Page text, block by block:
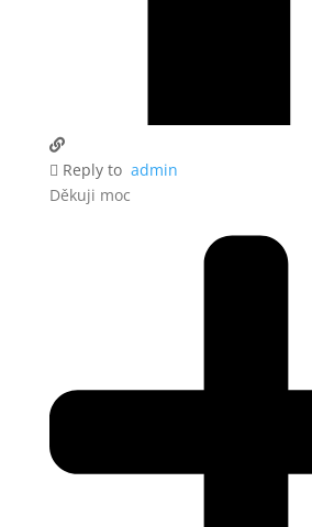
Reply to admin
Děkuji moc